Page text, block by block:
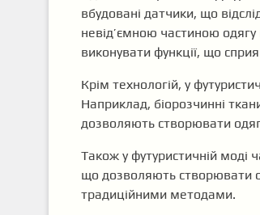
вбудовані датчики, що
невід’ємною частиною
виконувати функції, що
Крім технологій, у
Наприклад, біорозчинні
дозволяють створювати
Також у футуристичній моді
що дозволяють створювати
традиційними методами.